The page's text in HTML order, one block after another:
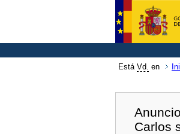
Está Vd. en
Carlos